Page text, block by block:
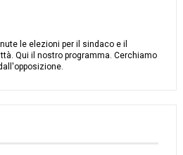
le elezioni per il sindaco e il
Qui il nostro programma. Cerchiamo